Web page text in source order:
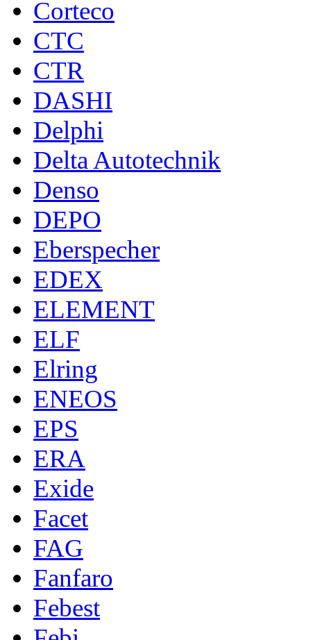
Corteco
CTC
CTR
DASHI
Delphi
Delta Autotechnik
Denso
DEPO
Eberspecher
EDEX
ELEMENT
ELF
Elring
ENEOS
EPS
ERA
Exide
Facet
FAG
Fanfaro
Febest